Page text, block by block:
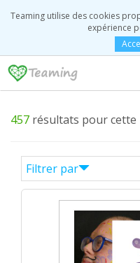
Teaming utilise des cookies
expérience
457 résultats pour cette
Filtrer par